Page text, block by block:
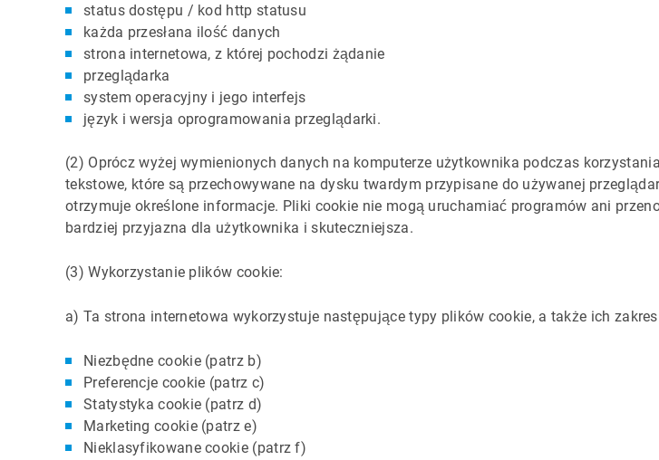
status dostępu / kod http statusu
każda przesłana ilość danych
strona internetowa, z której pochodzi żądanie
przeglądarka
system operacyjny i jego interfejs
język i wersja oprogramowania przeglądarki.
(2) Oprócz wyżej wymienionych danych na komputerze użytkownika podczas
tekstowe, które są przechowywane na dysku twardym przypisane do używanej
otrzymuje określone informacje. Pliki cookie nie mogą uruchamiać programów ani
bardziej przyjazna dla użytkownika i skuteczniejsza.
(3) Wykorzystanie plików cookie:
a) Ta strona internetowa wykorzystuje następujące typy plików cookie, a także ich
Niezbędne cookie (patrz b)
Preferencje cookie (patrz c)
Statystyka cookie (patrz d)
Marketing cookie (patrz e)
Nieklasyfikowane cookie (patrz f)